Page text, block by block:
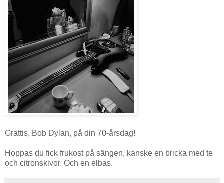
Grattis, Bob Dylan, på din 70-årsdag!
Hoppas du fick frukost på sängen, kanske en bricka med te
och citronskivor. Och en elbas.